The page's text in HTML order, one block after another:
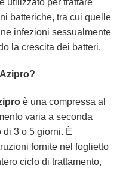
batteriche, tra cui quelle
infezioni sessualmente
la crescita dei batteri.
è una compressa al
varia a seconda
di 3 o 5 giorni. È
fornite nel foglietto
ciclo di trattamento,